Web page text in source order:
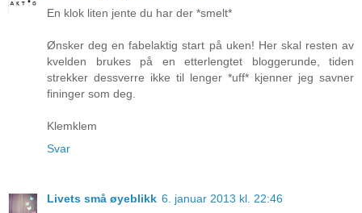
En klok liten jente du har der *smelt*
Ønsker deg en fabelaktig start på uken! Her skal resten av
kvelden brukes på en etterlengtet bloggerunde, tiden
strekker dessverre ikke til lenger *uff* kjenner jeg savner
fininger som deg.
Klemklem
Svar
Livets små øyeblikk 6. januar 2013 kl. 22:46